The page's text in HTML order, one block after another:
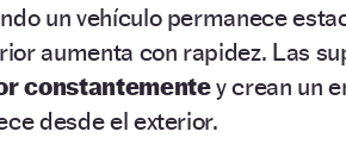
un vehículo permanece
aumenta con rapidez. Las
constantementey crean un
desde el exterior.